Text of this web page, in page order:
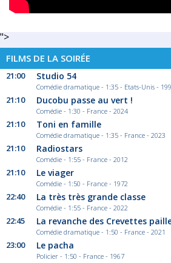
">
FILMS DE LA SOIRÉE
21:00 Studio 54
Comédie dramatique - 1:35 - Etats-Unis -
21:10 Ducobu passe au vert !
Comédie - 1:30 - France - 2024
21:10 Toni en famille
Comédie dramatique - 1:35 - France - 2023
21:10 Radiostars
Comédie - 1:55 - France - 2012
21:10 Le viager
Comédie - 1:50 - France - 1972
22:40 La très très grande classe
Comédie - 1:55 - France - 2022
22:45 La revanche des Crevettes
Comédie dramatique - 1:50 - France - 2021
23:00 Le pacha
Policier - 1:50 - France - 1967